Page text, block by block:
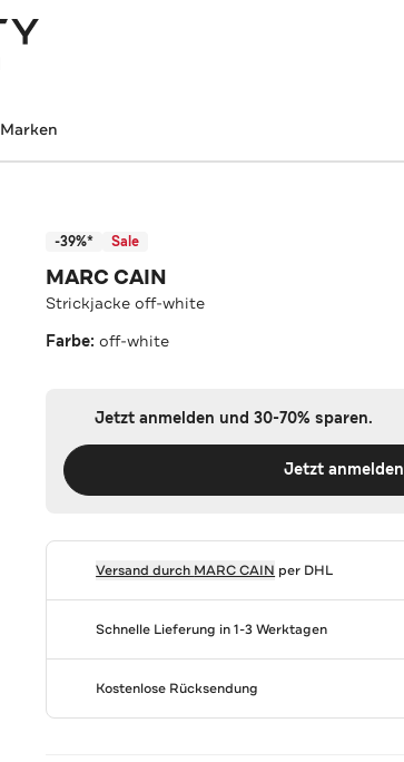
Marken
-39%* Sale
MARC CAIN
Strickjacke off-white
Farbe:off-white
Jetzt anmelden und 30-70% sparen.
Jetzt anmelden
Versand durch MARC CAIN per DHL
Schnelle Lieferung in 1-3 Werktagen
Kostenlose Rücksendung